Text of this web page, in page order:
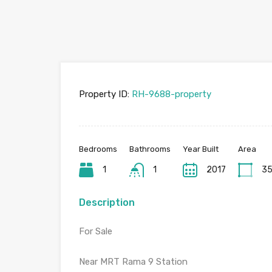
Property ID: RH-9688-property
Bedrooms
1
Bathrooms
1
Year Built
2017
Area
35
Description
For Sale
Near MRT Rama 9 Station